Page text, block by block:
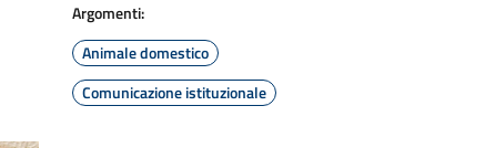
Argomenti:
Animale domestico
Comunicazione istituzionale